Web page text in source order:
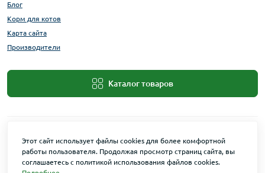
Блог
Корм для котов
Карта сайта
Производители
Каталог товаров
Этот сайт использует файлы cookies для более комфортной
работы пользователя. Продолжая просмотр страниц сайта, вы
соглашаетесь с политикой использования файлов cookies.